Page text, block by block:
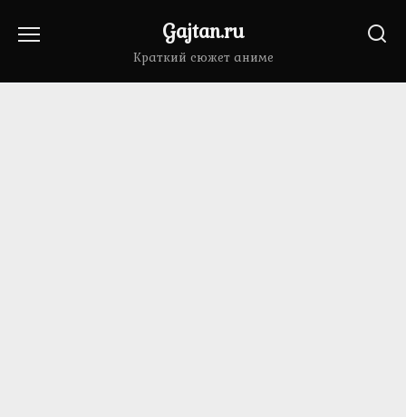
Gajtan.ru
Краткий сюжет аниме